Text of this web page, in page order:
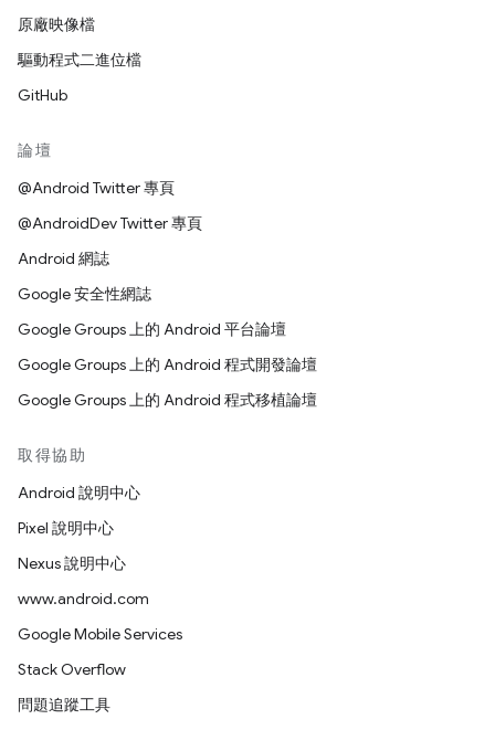
原廠映像檔
驅動程式二進位檔
GitHub
論壇
@Android Twitter 專頁
@AndroidDev Twitter 專頁
Android 網誌
Google 安全性網誌
Google Groups 上的 Android 平台論壇
Google Groups 上的 Android 程式開發論壇
Google Groups 上的 Android 程式移植論壇
取得協助
Android 說明中心
Pixel 說明中心
Nexus 說明中心
www.android.com
Google Mobile Services
Stack Overflow
問題追蹤工具